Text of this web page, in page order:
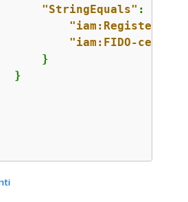
"StringEquals" :
"iam:FIDO-
}
}